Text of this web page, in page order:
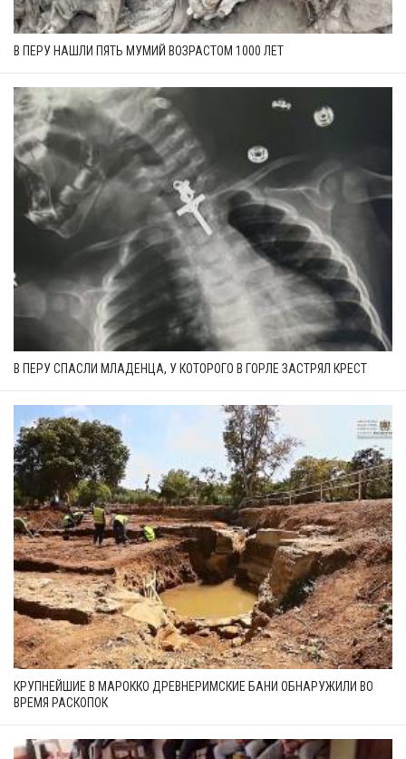
В ПЕРУ НАШЛИ ПЯТЬ МУМИЙ ВОЗРАСТОМ 1000 ЛЕТ
В ПЕРУ СПАСЛИ МЛАДЕНЦА, У КОТОРОГО В ГОРЛЕ ЗАСТРЯЛ КРЕСТ
КРУПНЕЙШИЕ В МАРОККО ДРЕВНЕРИМСКИЕ БАНИ ОБНАРУЖИЛИ ВО
ВРЕМЯ РАСКОПОК